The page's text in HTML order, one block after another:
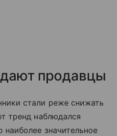
продавцы
стали реже снижать
тренд наблюдался
наиболее значительное